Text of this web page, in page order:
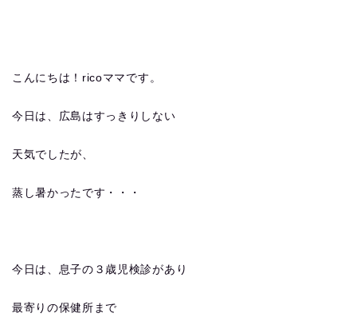
こんにちは！ricoママです。
今日は、広島はすっきりしない
天気でしたが、
蒸し暑かったです・・・
今日は、息子の３歳児検診があり
最寄りの保健所まで